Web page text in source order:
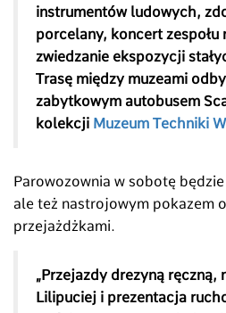
instrumentów ludowych,
porcelany, koncert zespołu
zwiedzanie ekspozycji
Trasę między muzeami
zabytkowym autobusem
kolekcji Muzeum Techniki
Parowozownia w sobotę
ale też nastrojowym pokazem
przejażdżkami.
„Przejazdy drezyną
Lilipuciej i prezentacja